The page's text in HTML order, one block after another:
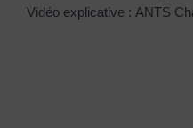
Vidéo explicative : ANTS